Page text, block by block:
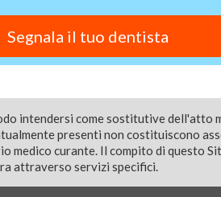
Segnala il tuo dentista
intendersi come sostitutive dell'atto
presenti non costituiscono
curante. Il compito di questo
attraverso servizi specifici.